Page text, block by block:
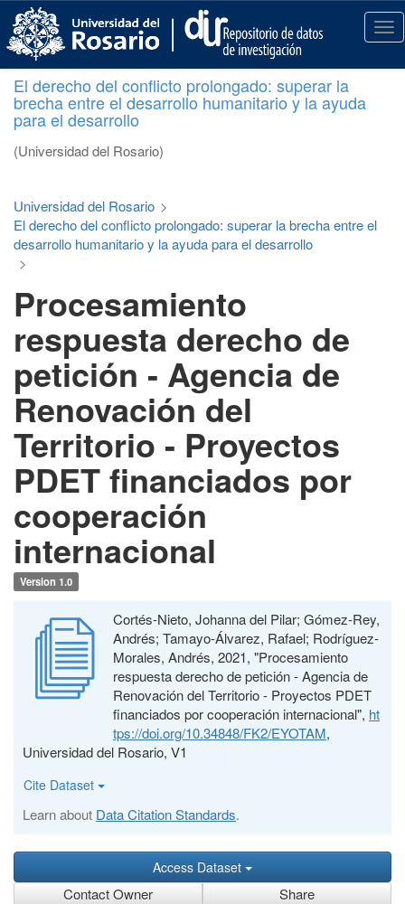
p
T
o
g
El derecho del conflicto prolongado: superar la
brecha entre el desarrollo humanitario y la ayuda
para el desarrollo
(Universidad del Rosario)
Universidad del Rosario >
El derecho del conflicto prolongado: superar la brecha entre el
desarrollo humanitario y la ayuda para el desarrollo
>
Procesamiento
respuesta derecho de
petición - Agencia de
Renovación del
Territorio - Proyectos
PDET financiados por
cooperación
internacional
Version 1.0
Cortés-Nieto, Johanna del Pilar; Gómez-Rey,
Andrés; Tamayo-Álvarez, Rafael; Rodríguez-
Morales, Andrés, 2021, "Procesamiento
respuesta derecho de petición - Agencia de
Renovación del Territorio - Proyectos PDET
financiados por cooperación internacional", ht
tps://doi.org/10.34848/FK2/EYOTAM,
Universidad del Rosario, V1
Cite Dataset
Learn about Data Citation Standards.
Access Dataset
Contact Owner Share